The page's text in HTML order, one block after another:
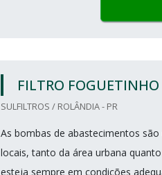
FILTRO
SULFILTROS / ROLÂNDIA - PR
As bombas de abastecimentos
locais, tanto da área urbana
esteja sempre em condições